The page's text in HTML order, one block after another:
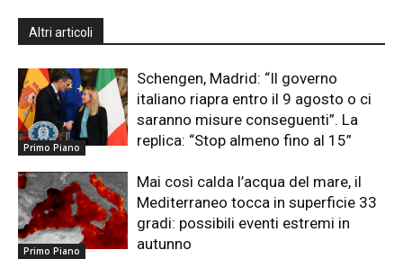
Altri articoli
Primo Piano
Schengen, Madrid: “Il governo
italiano riapra entro il 9 agosto o ci
saranno misure conseguenti”. La
replica: “Stop almeno fino al 15”
Primo Piano
Mai così calda l’acqua del mare, il
Mediterraneo tocca in superficie 33
gradi: possibili eventi estremi in
autunno